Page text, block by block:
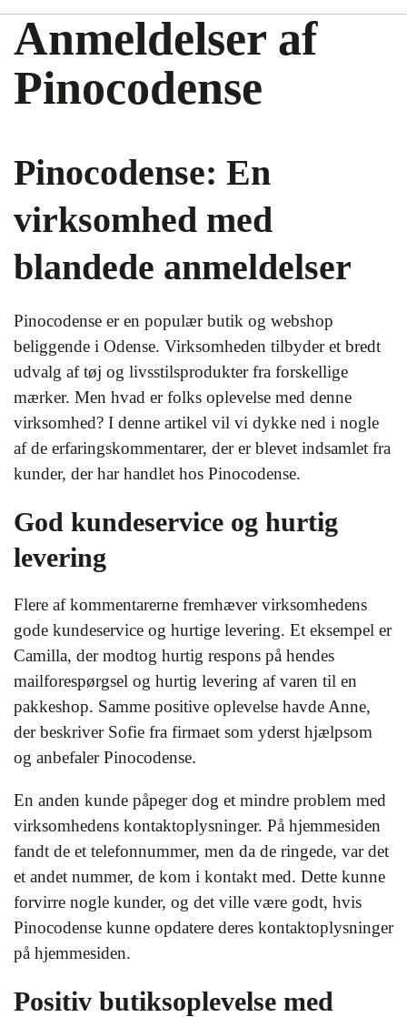
Anmeldelser af
Pinocodense
Pinocodense: En
virksomhed med
blandede anmeldelser
Pinocodense er en populær butik og webshop
beliggende i Odense. Virksomheden tilbyder et bredt
udvalg af tøj og livsstilsprodukter fra forskellige
mærker. Men hvad er folks oplevelse med denne
virksomhed? I denne artikel vil vi dykke ned i nogle
af de erfaringskommentarer, der er blevet indsamlet fra
kunder, der har handlet hos Pinocodense.
God kundeservice og hurtig
levering
Flere af kommentarerne fremhæver virksomhedens
gode kundeservice og hurtige levering. Et eksempel er
Camilla, der modtog hurtig respons på hendes
mailforespørgsel og hurtig levering af varen til en
pakkeshop. Samme positive oplevelse havde Anne,
der beskriver Sofie fra firmaet som yderst hjælpsom
og anbefaler Pinocodense.
En anden kunde påpeger dog et mindre problem med
virksomhedens kontaktoplysninger. På hjemmesiden
fandt de et telefonnummer, men da de ringede, var det
et andet nummer, de kom i kontakt med. Dette kunne
forvirre nogle kunder, og det ville være godt, hvis
Pinocodense kunne opdatere deres kontaktoplysninger
på hjemmesiden.
Positiv butiksoplevelse med